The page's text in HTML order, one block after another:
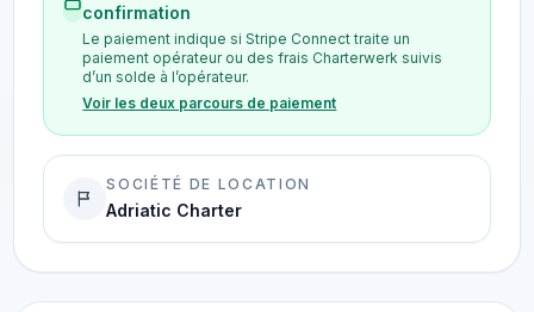
confirmation
Le paiement indique si Stripe Connect traite un
paiement opérateur ou des frais Charterwerk suivis
d’un solde à l’opérateur.
Voir les deux parcours de paiement
SOCIÉTÉ DE LOCATION
Adriatic Charter